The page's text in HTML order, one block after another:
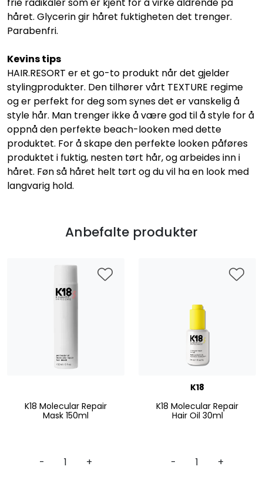
håret. Glycerin gir håret fuktigheten det trenger.
Parabenfri.
Kevins tips
HAIR.RESORT er et go-to produkt når det gjelder
stylingprodukter. Den tilhører vårt TEXTURE regime
og er perfekt for deg som synes det er vanskelig å
style hår. Man trenger ikke å være god til å style for å
oppnå den perfekte beach-looken med dette
produktet. For å skape den perfekte looken påføres
produktet i fuktig, nesten tørt hår, og arbeides inn i
håret. Føn så håret helt tørt og du vil ha en look med
langvarig hold.
Anbefalte produkter
K18 Molecular Repair
Mask 150ml
- +
K18
K18 Molecular Repair
Hair Oil 30ml
- +